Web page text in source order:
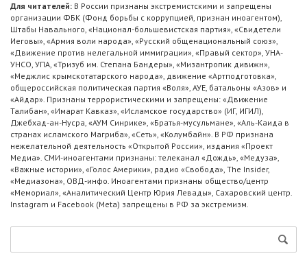
Для читателей: В России признаны экстремистскими и запрещены
организации ФБК (Фонд борьбы с коррупцией, признан иноагентом),
Штабы Навального, «Национал-большевистская партия», «Свидетели
Иеговы», «Армия воли народа», «Русский общенациональный союз»,
«Движение против нелегальной иммиграции», «Правый сектор», УНА-
УНСО, УПА, «Тризуб им. Степана Бандеры», «Мизантропик дивижн»,
«Меджлис крымскотатарского народа», движение «Артподготовка»,
общероссийская политическая партия «Воля», АУЕ, батальоны «Азов» и
«Айдар». Признаны террористическими и запрещены: «Движение
Талибан», «Имарат Кавказ», «Исламское государство» (ИГ, ИГИЛ),
Джебхад-ан-Нусра, «АУМ Синрике», «Братья-мусульмане», «Аль-Каида в
странах исламского Магриба», «Сеть», «Колумбайн». В РФ признана
нежелательной деятельность «Открытой России», издания «Проект
Медиа». СМИ-иноагентами признаны: телеканал «Дождь», «Медуза»,
«Важные истории», «Голос Америки», радио «Свобода», The Insider,
«Медиазона», ОВД-инфо. Иноагентами признаны общество/центр
«Мемориал», «Аналитический Центр Юрия Левады», Сахаровский центр.
Instagram и Facebook (Metа) запрещены в РФ за экстремизм.